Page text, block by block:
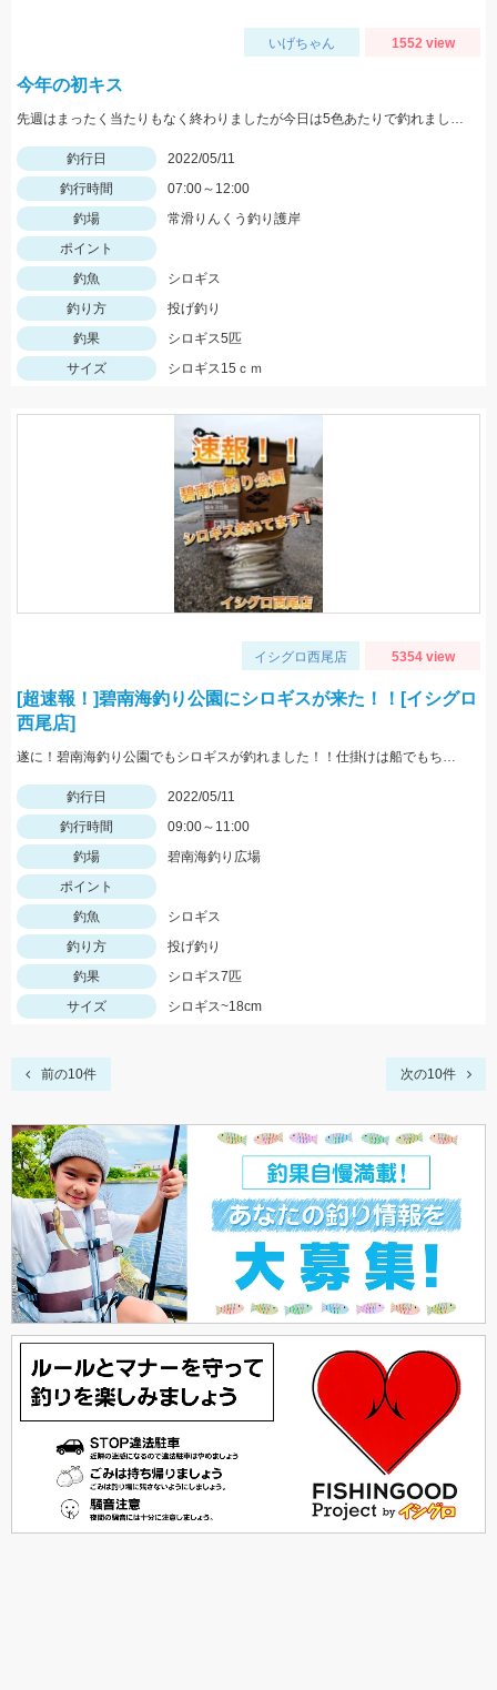
いげちゃん 1552 view
今年の初キス
先週はまったく当たりもなく終わりましたが今日は5色あたりで釣れました。ちょい投げではまだ難しいですがそろそろきてます！
釣行日
2022/05/11
釣行時間
07:00～12:00
釣場
常滑りんくう釣り護岸
ポイント
釣魚
シロギス
釣り方
投げ釣り
釣果
シロギス5匹
サイズ
シロギス15ｃｍ
イシグロ西尾店 5354 view
[超速報！]碧南海釣り公園にシロギスが来た！！[イシグロ
西尾店]
遂に！碧南海釣り公園でもシロギスが釣れました！！仕掛けは船でもちょい投げでも使いやすい「師崎沖船キス仕掛け」！えさは石ゴカイがオススメ♪
釣行日
2022/05/11
釣行時間
09:00～11:00
釣場
碧南海釣り広場
ポイント
釣魚
シロギス
釣り方
投げ釣り
釣果
シロギス7匹
サイズ
シロギス~18cm
前の10件 次の10件